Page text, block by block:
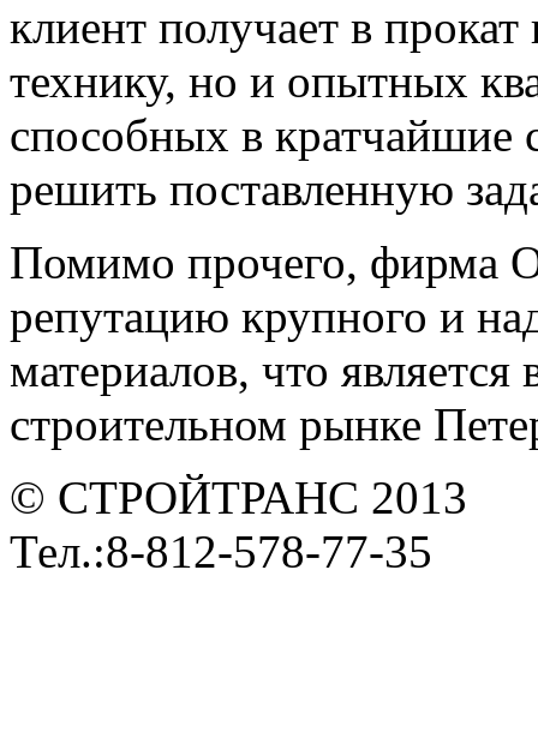
клиент получает в
технику, но и опытных
способных в
решить поставленную
Помимо прочего, фирма
репутацию крупного и
материалов, что
строительном рынке
© СТРОЙТРАНС 2013
Тел.:8-812-578-77-35